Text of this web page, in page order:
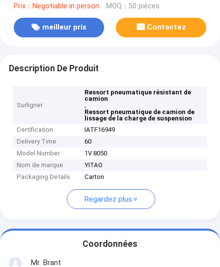
suspension
Prix：Negotiable in person MOQ：50 pièces
meilleur prix Contactez
Description De Produit
Surligner
Ressort pneumatique résistant de
camion
,
Ressort pneumatique de camion de
lissage de la charge de suspension
Certification
IATF16949
Delivery Time
60
Model Number
1V 8050
Nom de marque
YITAO
Packaging Details
Carton
Regardez plus
Coordonnées
Mr. Brant